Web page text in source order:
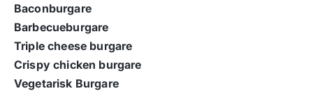
Baconburgare
Barbecueburgare
Triple cheese burgare
Crispy chicken burgare
Vegetarisk Burgare